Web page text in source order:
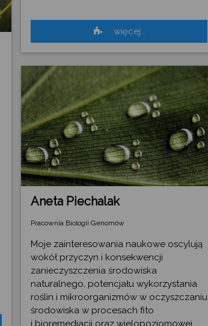
więcej...
Aneta Piechalak
Pracownia Biologii Genomów
Moje zainteresowania naukowe oscylują
wokół przyczyn i konsekwencji
zanieczyszczenia środowiska
naturalnego, potencjału wykorzystania
roślin i mikroorganizmów w oczyszczaniu
środowiska w procesach fito
i bioremediacji oraz wielopoziomowej